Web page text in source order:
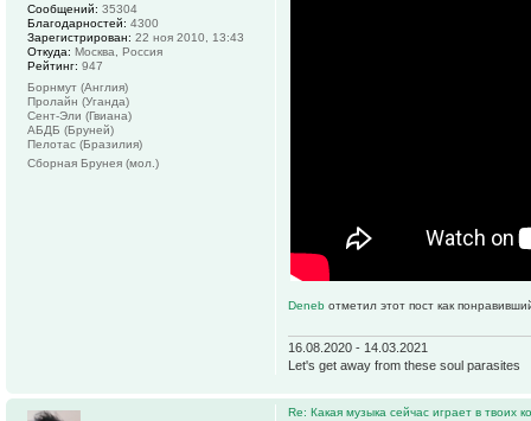
Deneb отметил этот пост как
16.08.2020 - 14.03.2021
Let's get away from these soul parasites
Сообщений: 35304
Благодарностей: 4300
Зарегистрирован: 22 ноя 2010, 13:43
Откуда: Москва, Россия
Рейтинг: 947
Борнмут (Англия)
Пролайн (Уганда)
Сент-Эли (Гвиана)
АБДБ (Бруней)
Пелотас (Бразилия)
Сборная Брунея (мол.)
Re: Какая музыка сейчас играет в твоих